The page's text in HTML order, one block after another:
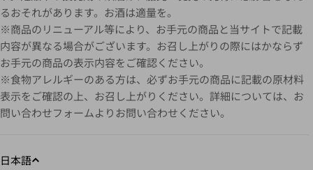
るおそれがあります。お酒は適量を。
※商品のリニューアル等により、お手元の商品と当サイトで記載
内容が異なる場合がございます。お召し上がりの際にはかならず
お手元の商品の表示内容をご確認ください。
※食物アレルギーのある方は、必ずお手元の商品に記載の原材料
表示をご確認の上、お召し上がりください。詳細については、お
問い合わせフォームよりお問い合わせください。
日本語